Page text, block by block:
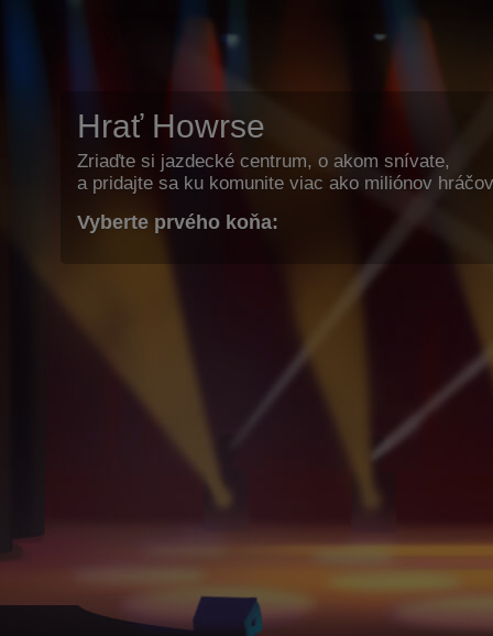
Hrať Howrse
Zriaďte si jazdecké centrum, o akom snívate,
a pridajte sa ku komunite viac ako miliónov
Vyberte prvého koňa: